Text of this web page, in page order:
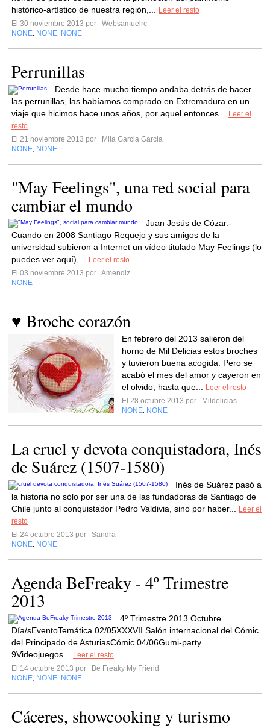
histórico-artístico de nuestra región,...
Leer el resto
El 30 noviembre 2013 por
Websamuelrc
NONE NONE NONE
Perrunillas
Desde hace mucho tiempo andaba detrás de hacer
las perrunillas, las habíamos comprado en Extremadura en un
viaje que hicimos hace unos años, por aquel entonces...
Leer el
resto
El 21 noviembre 2013 por
Mila Garcia Garcia
NONE NONE
"May Feelings", una red social para
cambiar el mundo
Juan Jesús de Cózar.-
Cuando en 2008 Santiago Requejo y sus amigos de la
universidad subieron a Internet un vídeo titulado May Feelings (lo
puedes ver aquí),...
Leer el resto
El 03 noviembre 2013 por Amendiz
NONE
♥ Broche corazón
En febrero del 2013 salieron del
horno de Mil Delicias estos broches
y tuvieron buena acogida. Pero se
acabó el mes del amor y cayeron en
el olvido, hasta que...
Leer el resto
El 28 octubre 2013 por
Mildelicias
NONE NONE
La cruel y devota conquistadora, Inés
de Suárez (1507-1580)
Inés de Suárez pasó a
la historia no sólo por ser una de las fundadoras de Santiago de
Chile junto al conquistador Pedro Valdivia, sino por haber...
Leer el
resto
El 24 octubre 2013 por
Sandra
NONE NONE
Agenda BeFreaky - 4º Trimestre
2013
4º Trimestre 2013 Octubre
Día/sEventoTemática 02/05XXXVII Salón internacional del Cómic
del Principado de AsturiasCómic 04/06Gumi-party
9Videojuegos...
Leer el resto
El 14 octubre 2013 por
Be Freaky My Friend
NONE NONE NONE
Cáceres, showcooking y turismo